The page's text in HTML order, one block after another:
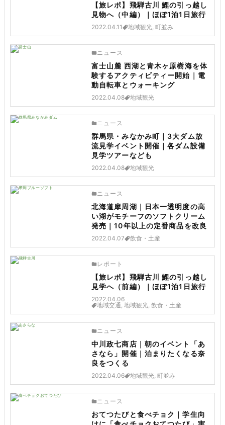
【旅レポ】飛騨古川 鯉の引っ越し
見物へ（中編）｜ほぼ1泊1日旅行
2022.04.11 地域観光, 町並み
ニュース
富士山麓 西湖と青木ヶ原樹海を体
験するアクティビティー開始｜電
動自転車とウォーキング
2022.04.08 地域観光
ニュース
群馬県・みなかみ町｜3大ダム放
流見学イベント開催｜各ダム設備
見学ツアーなども
2022.04.08 地域観光
ニュース
北海道摩周湖｜日本一透明度の高
い湖がモチーフのソフトクリーム
発売｜10年以上の定番商品を改良
2022.04.07 飲食・土産
レポート
【旅レポ】飛騨古川 鯉の引っ越し
見学へ（前編）｜ほぼ1泊1日旅行
2022.04.06
地域交通, 地域観光, 飲食・土産
ニュース
中川政七商店｜朝のイベント「あ
さなら」開催｜泊まりたくなる奈
良をつくる
2022.04.06 地域観光, 町並み
ニュース
おてつたびと食べチョク｜学生向